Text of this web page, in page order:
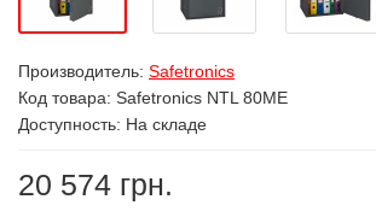
Производитель: Safetronics
Код товара: Safetronics NTL 80ME
Доступность: На складе
20 574 грн.